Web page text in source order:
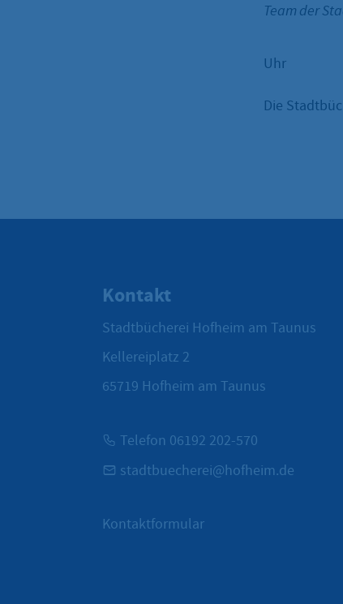
Team der
Uhr
Die
Kontakt
Stadtbücherei Hofheim am Taunus
Kellereiplatz 2
65719 Hofheim am Taunus
Telefon 06192 202-570
stadtbuecherei@hofheim.de
Kontaktformular